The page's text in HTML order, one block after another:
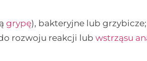
grypę), bakteryjne lub grzybicze;
do rozwoju reakcji lub wstrząsu